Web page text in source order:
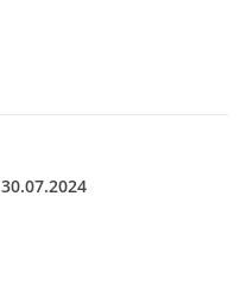
30.07.2024